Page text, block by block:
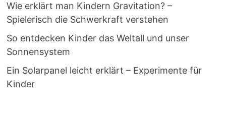
Wie erklärt man Kindern Gravitation? –
Spielerisch die Schwerkraft verstehen
So entdecken Kinder das Weltall und unser
Sonnensystem
Ein Solarpanel leicht erklärt – Experimente für
Kinder